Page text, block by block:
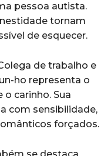
pessoa autista.
tornam
de esquecer.
de trabalho e
ho representa o
o carinho. Sua
com sensibilidade,
forçados.